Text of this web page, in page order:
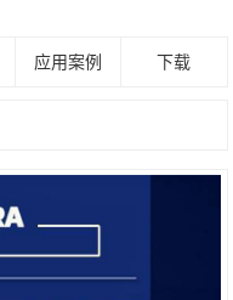
应用案例 下载